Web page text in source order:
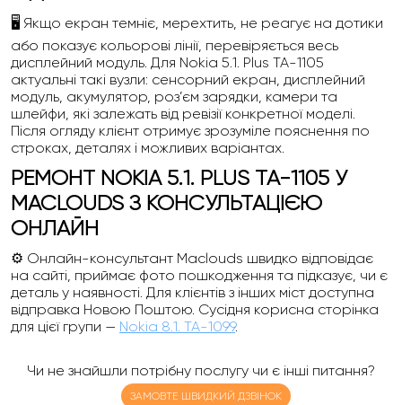
🖥️ Якщо екран темніє, мерехтить, не реагує на дотики
або показує кольорові лінії, перевіряється весь
дисплейний модуль. Для Nokia 5.1. Plus TA-1105
актуальні такі вузли: сенсорний екран, дисплейний
модуль, акумулятор, роз’єм зарядки, камери та
шлейфи, які залежать від ревізії конкретної моделі.
Після огляду клієнт отримує зрозуміле пояснення по
строках, деталях і можливих варіантах.
РЕМОНТ NOKIA 5.1. PLUS TA-1105 У
MACLOUDS З КОНСУЛЬТАЦІЄЮ
ОНЛАЙН
⚙️ Онлайн-консультант Maclouds швидко відповідає
на сайті, приймає фото пошкодження та підказує, чи є
деталь у наявності. Для клієнтів з інших міст доступна
відправка Новою Поштою. Сусідня корисна сторінка
для цієї групи — Nokia 8.1. TA-1099.
Чи не знайшли потрібну послугу чи є інші питання?
ЗАМОВТЕ ШВИДКИЙ ДЗВІНОК